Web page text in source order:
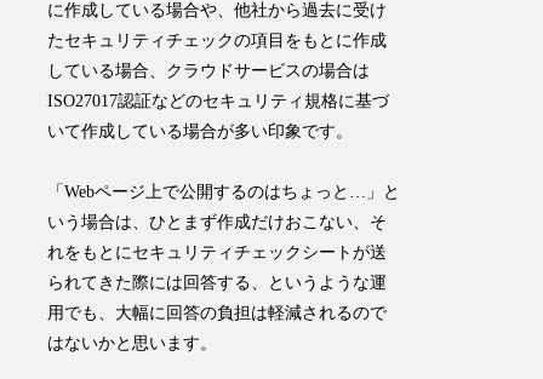
に作成している場合や、他社から過去に受け
たセキュリティチェックの項目をもとに作成
している場合、クラウドサービスの場合は
ISO27017認証などのセキュリティ規格に基づ
いて作成している場合が多い印象です。
「Webページ上で公開するのはちょっと…」と
いう場合は、ひとまず作成だけおこない、そ
れをもとにセキュリティチェックシートが送
られてきた際には回答する、というような運
用でも、大幅に回答の負担は軽減されるので
はないかと思います。